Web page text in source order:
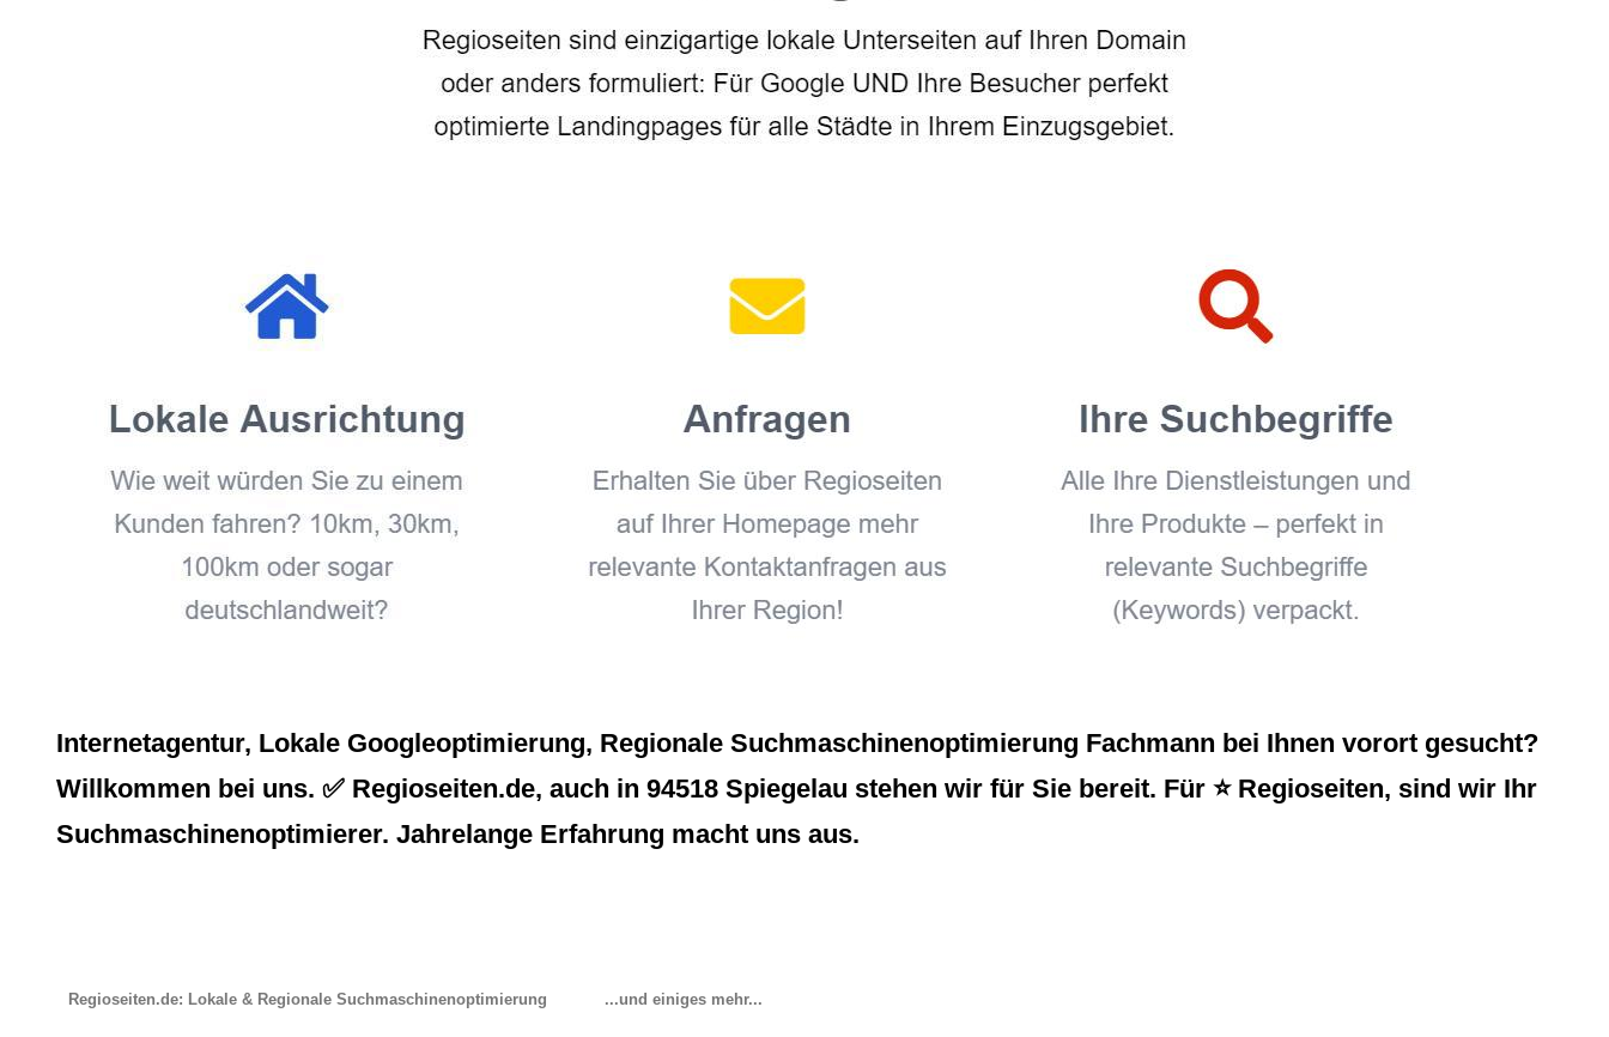
Internetagentur, Lokale Googleoptimierung, Regionale Suchmaschinenoptimierung Fachmann bei Ihnen vorort gesucht?
Willkommen bei uns. ✅ Regioseiten.de, auch in 94518 Spiegelau stehen wir für Sie bereit. Für ⭐ Regioseiten, sind wir Ihr
Suchmaschinenoptimierer. Jahrelange Erfahrung macht uns aus.
Regioseiten.de: Lokale & Regionale Suchmaschinenoptimierung ...und einiges mehr...